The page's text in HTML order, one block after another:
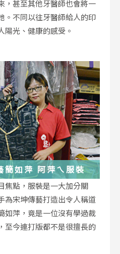
，甚至其他牙醫師也會將一
。不同以往牙醫師給人的印
陽光、健康的感受。
如萍 阿萍ㄟ服裝
焦點，服裝是一大加分關
為宋坤傳藝打造出令人稱道
如萍，竟是一位沒有學過裁
至今連打版都不是很擅長的